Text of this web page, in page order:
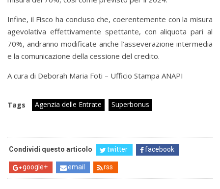
Infine, il Fisco ha concluso che, coerentemente con la misura
agevolativa effettivamente spettante, con aliquota pari al
70%, andranno modificate anche l’asseverazione intermedia
e la comunicazione della cessione del credito.
A cura di Deborah Maria Foti – Ufficio Stampa ANAPI
Tags Agenzia delle Entrate Superbonus
Condividi questo articolo twitter facebook
google+ email rss